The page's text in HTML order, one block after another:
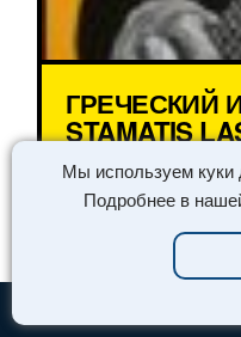
Мы используем куки
Подробнее в
ГРЕЧЕСКИЙ
STAMATIS
ЧИТАТЬ ➔